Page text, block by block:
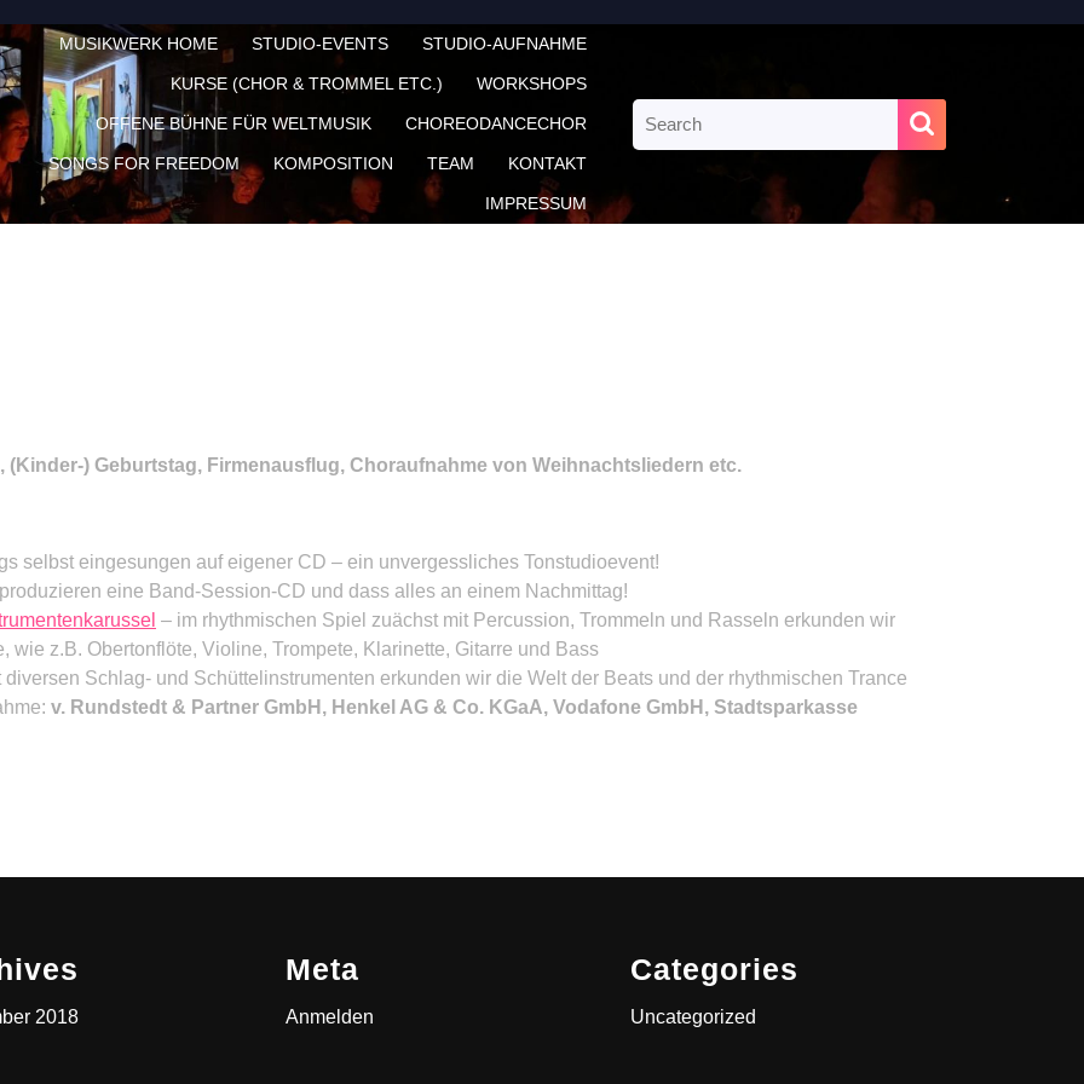
MUSIKWERK HOME STUDIO-EVENTS STUDIO-AUFNAHME
KURSE (CHOR & TROMMEL ETC.) WORKSHOPS
OFFENE BÜHNE FÜR WELTMUSIK CHOREODANCECHOR
SONGS FOR FREEDOM KOMPOSITION TEAM KONTAKT
IMPRESSUM
for:
) Geburtstag, Firmenausflug, Choraufnahme von Weihnachtsliedern etc.
selbst eingesungen auf eigener CD – ein unvergessliches Tonstudioevent!
eine Band-Session-CD und dass alles an einem Nachmittag!
– im rhythmischen Spiel zuächst mit Percussion, Trommeln und Rasseln erkunden wir
wie z.B. Obertonflöte, Violine, Trompete, Klarinette, Gitarre und Bass
Schlag- und Schüttelinstrumenten erkunden wir die Welt der Beats und der rhythmischen Trance
v. Rundstedt & Partner GmbH, Henkel AG & Co. KGaA, Vodafone GmbH, Stadtsparkasse
2018
Meta
Anmelden
Categories
Uncategorized